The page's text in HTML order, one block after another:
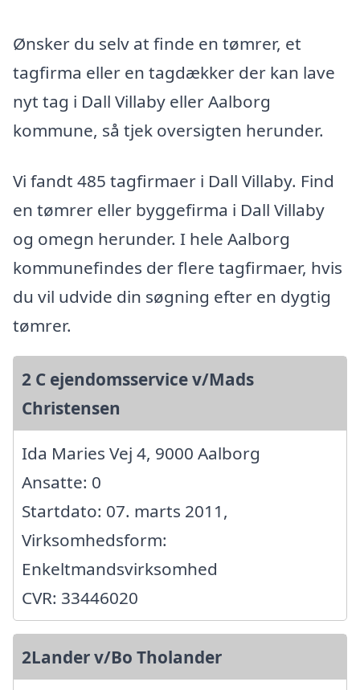
Ønsker du selv at finde en tømrer, et
tagfirma eller en tagdækker der kan lave
nyt tag i Dall Villaby eller Aalborg
kommune, så tjek oversigten herunder.
Vi fandt 485 tagfirmaer i Dall Villaby. Find
en tømrer eller byggefirma i Dall Villaby
og omegn herunder. I hele Aalborg
kommunefindes der flere tagfirmaer, hvis
du vil udvide din søgning efter en dygtig
tømrer.
2 C ejendomsservice v/Mads
Christensen
Ida Maries Vej 4, 9000 Aalborg
Ansatte: 0
Startdato: 07. marts 2011,
Virksomhedsform:
Enkeltmandsvirksomhed
CVR: 33446020
2Lander v/Bo Tholander